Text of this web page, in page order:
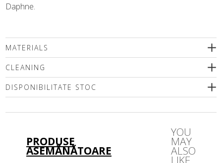
Daphne.
MATERIALS
CLEANING
DISPONIBILITATE STOC
PRODUSE
ASEMĂNĂTOARE
YOU
MAY
ALSO
LIKE